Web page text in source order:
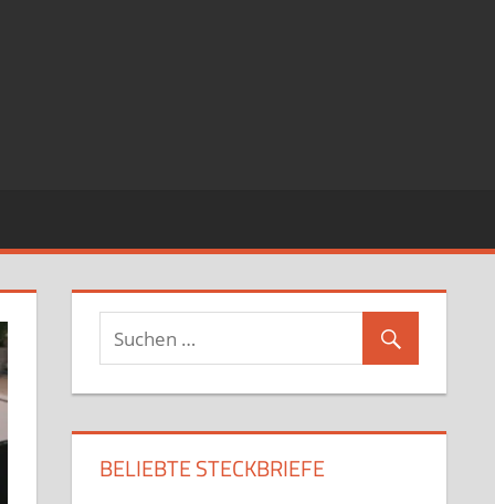
BELIEBTE STECKBRIEFE